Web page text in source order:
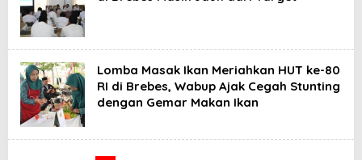
Lomba Masak Ikan Meriahkan HUT ke-80
RI di Brebes, Wabup Ajak Cegah Stunting
dengan Gemar Makan Ikan